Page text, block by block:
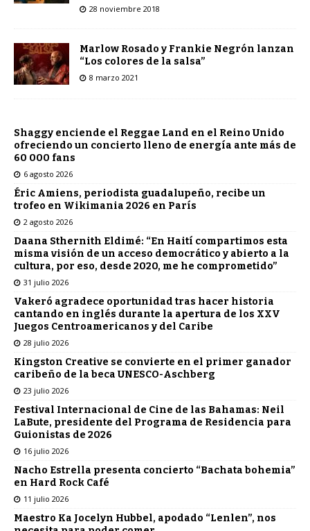
28 noviembre 2018
Marlow Rosado y Frankie Negrón lanzan
“Los colores de la salsa”
8 marzo 2021
Shaggy enciende el Reggae Land en el Reino Unido
ofreciendo un concierto lleno de energía ante más de
60 000 fans
6 agosto 2026
Éric Amiens, periodista guadalupeño, recibe un
trofeo en Wikimania 2026 en París
2 agosto 2026
Daana Sthernith Eldimé: “En Haití compartimos esta
misma visión de un acceso democrático y abierto a la
cultura, por eso, desde 2020, me he comprometido”
31 julio 2026
Vakeró agradece oportunidad tras hacer historia
cantando en inglés durante la apertura de los XXV
Juegos Centroamericanos y del Caribe
28 julio 2026
Kingston Creative se convierte en el primer ganador
caribeño de la beca UNESCO-Aschberg
23 julio 2026
Festival Internacional de Cine de las Bahamas: Neil
LaBute, presidente del Programa de Residencia para
Guionistas de 2026
16 julio 2026
Nacho Estrella presenta concierto “Bachata bohemia”
en Hard Rock Café
11 julio 2026
Maestro Ka Jocelyn Hubbel, apodado “Lenlen”, nos